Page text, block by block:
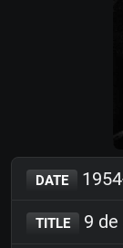
DATE
TITLE 9